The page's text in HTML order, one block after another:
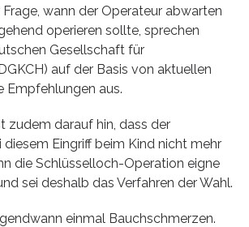
wann der Operateur abwarten
operieren sollte, sprechen
Gesellschaft für
auf der Basis von aktuellen
Empfehlungen aus.
zudem darauf hin, dass der
Eingriff beim Kind nicht mehr
die Schlüsselloch-Operation eigne
sei deshalb das Verfahren der Wahl.
einmal Bauchschmerzen.